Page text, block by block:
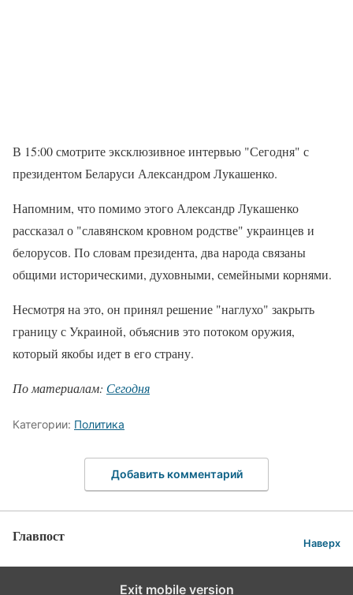
В 15:00 смотрите эксклюзивное интервью "Сегодня" с
президентом Беларуси Александром Лукашенко.
Напомним, что помимо этого Александр Лукашенко
рассказал о "славянском кровном родстве" украинцев и
белорусов. По словам президента, два народа связаны
общими историческими, духовными, семейными корнями.
Несмотря на это, он принял решение "наглухо" закрыть
границу с Украиной, объяснив это потоком оружия,
который якобы идет в его страну.
По материалам: Сегодня
Категории: Политика
Добавить комментарий
Главпост Наверх
Exit mobile version